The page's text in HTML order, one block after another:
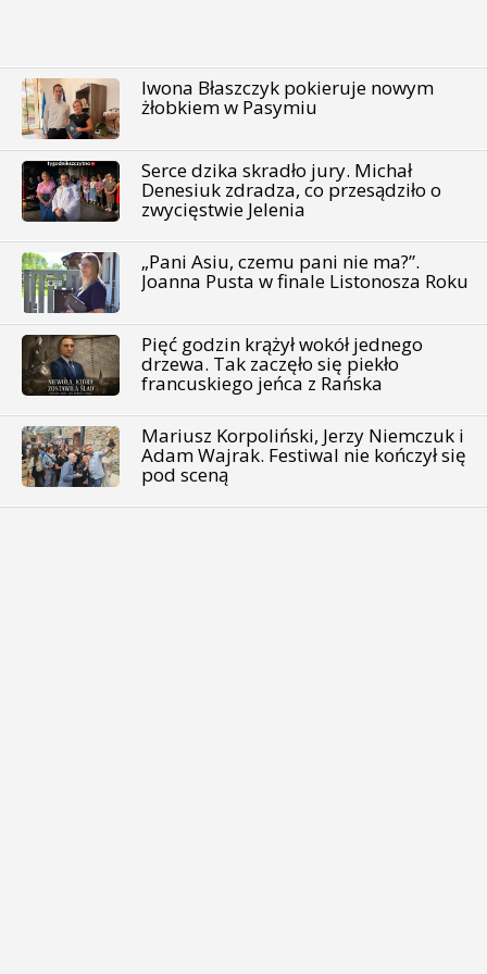
Iwona Błaszczyk pokieruje nowym
żłobkiem w Pasymiu
Serce dzika skradło jury. Michał
Denesiuk zdradza, co przesądziło o
zwycięstwie Jelenia
„Pani Asiu, czemu pani nie ma?”.
Joanna Pusta w finale Listonosza Roku
Pięć godzin krążył wokół jednego
drzewa. Tak zaczęło się piekło
francuskiego jeńca z Rańska
Mariusz Korpoliński, Jerzy Niemczuk i
Adam Wajrak. Festiwal nie kończył się
pod sceną